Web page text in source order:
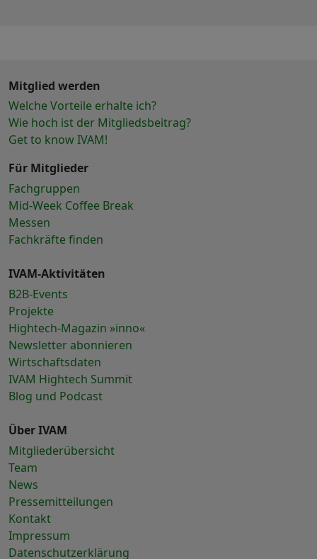
Mitglied werden
Welche Vorteile erhalte ich?
Wie hoch ist der Mitgliedsbeitrag?
Get to know IVAM!
Für Mitglieder
Fachgruppen
Mid-Week Coffee Break
Messen
Fachkräfte finden
IVAM-Aktivitäten
B2B-Events
Projekte
Hightech-Magazin »inno«
Newsletter abonnieren
Wirtschaftsdaten
IVAM Hightech Summit
Blog und Podcast
Über IVAM
Mitgliederübersicht
Team
News
Pressemitteilungen
Kontakt
Impressum
Datenschutzerklärung